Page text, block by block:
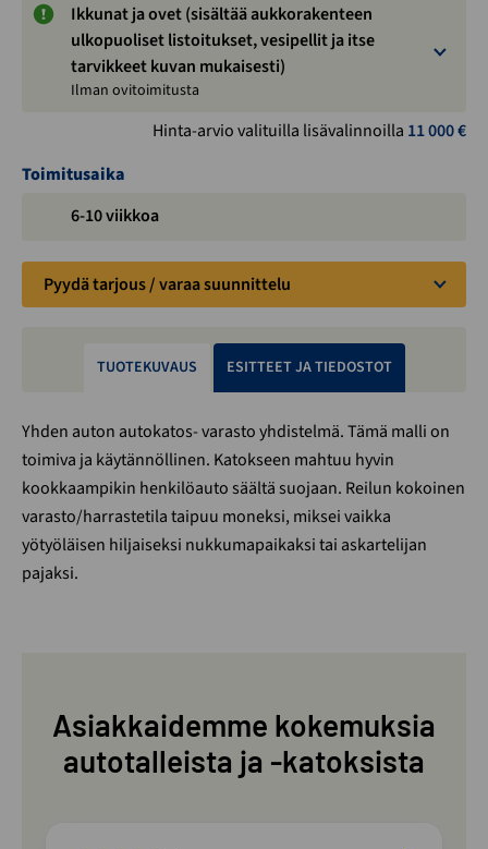
Ikkunat ja ovet (sisältää aukkorakenteen
ulkopuoliset listoitukset, vesipellit ja itse
tarvikkeet kuvan mukaisesti)
Ilman ovitoimitusta
Hinta-arvio valituilla lisävalinnoilla 11 000€
Toimitusaika
6-10 viikkoa
Pyydä tarjous / varaa suunnittelu
TUOTEKUVAUS ESITTEET JA TIEDOSTOT
Yhden auton autokatos- varasto yhdistelmä. Tämä malli on
toimiva ja käytännöllinen. Katokseen mahtuu hyvin
kookkaampikin henkilöauto säältä suojaan. Reilun kokoinen
varasto/harrastetila taipuu moneksi, miksei vaikka
yötyöläisen hiljaiseksi nukkumapaikaksi tai askartelijan
pajaksi.
Asiakkaidemme kokemuksia
autotalleista ja -katoksista